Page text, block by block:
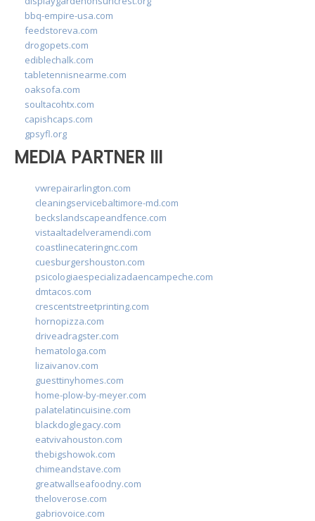
bbq-empire-usa.com
feedstoreva.com
drogopets.com
ediblechalk.com
tabletennisnearme.com
oaksofa.com
soultacohtx.com
capishcaps.com
gpsyfl.org
MEDIA PARTNER III
vwrepairarlington.com
cleaningservicebaltimore-md.com
beckslandscapeandfence.com
vistaaltadelveramendi.com
coastlinecateringnc.com
cuesburgershouston.com
psicologiaespecializadaencampeche.com
dmtacos.com
crescentstreetprinting.com
hornopizza.com
driveadragster.com
hematologa.com
lizaivanov.com
guesttinyhomes.com
home-plow-by-meyer.com
palatelatincuisine.com
blackdoglegacy.com
eatvivahouston.com
thebigshowok.com
chimeandstave.com
greatwallseafoodny.com
theloverose.com
gabriovoice.com